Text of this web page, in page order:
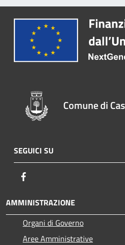
Comune di
SEGUICI SU
AMMINISTRAZIONE
Organi di Governo
Aree Amministrative